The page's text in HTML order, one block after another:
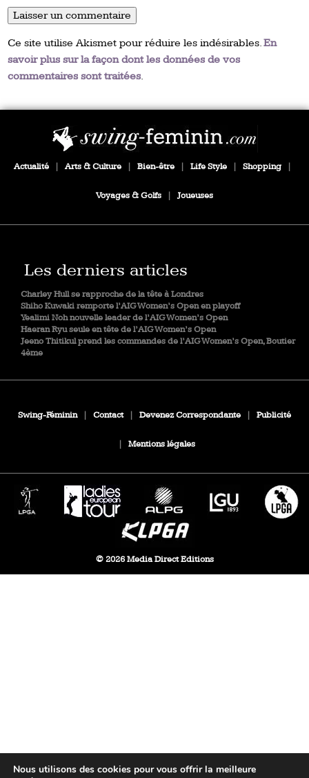
Ce site utilise Akismet pour réduire les indésirables.En
savoir plus sur la façon dont les données de vos
commentaires sont traitées.
Actualité Arts & Culture Bien-être Life Style Shopping
Voyages & Golfs Joueuses
Les derniers articles
Charley Hull se rapproche de la tête à Londres
Shiho Kuwaki remporte l’AIG Women’s Open en playoff
Yealimi Noh nouvelle leader de l’AIG Women’s Open
Haeran Ryu seule en tête de l’AIG Women’s Open
Jeeno Thitikul prend les commandes de l’AIG Women’s Open, Boutier
4ème
Swing-Féminin Contact Devenez Correspondante Publicité
Mentions légales
© 2026 Media Direct Editions
Nous utilisons des cookies pour vous offrir la meilleure